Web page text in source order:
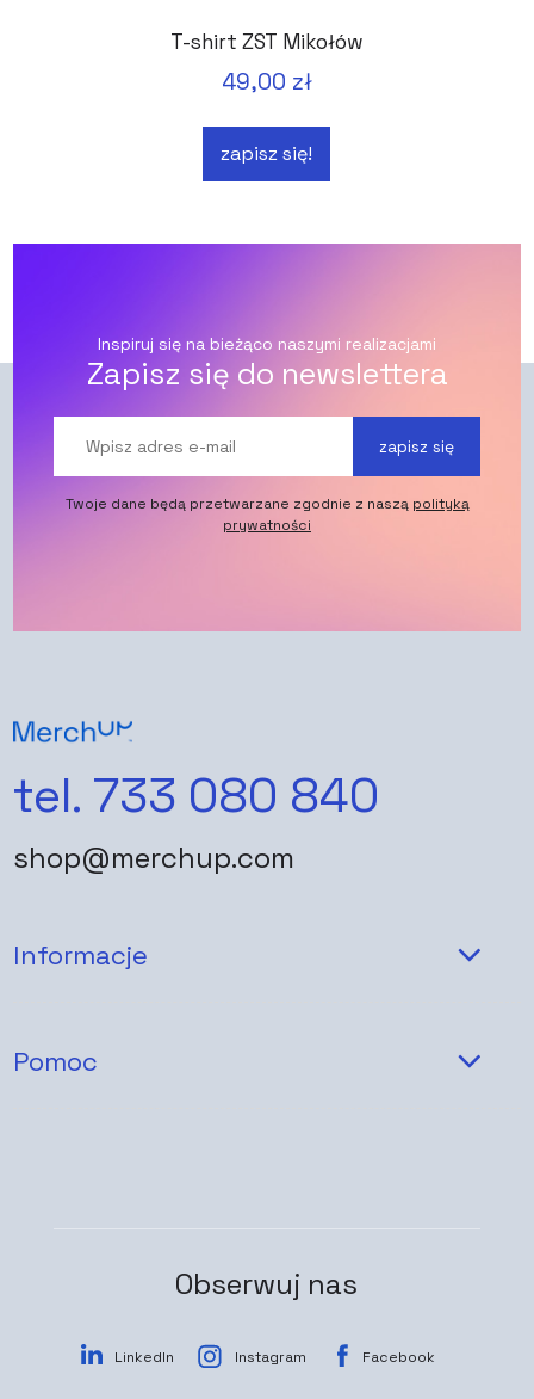
T-shirt ZST Mikołów
49,00 zł
zapisz się!
Inspiruj się na bieżąco naszymi realizacjami
Zapisz się do newslettera
zapisz się
Twoje dane będą przetwarzane zgodnie z naszą polityką
prywatności
tel. 733 080 840
shop@merchup.com
Informacje
Pomoc
Obserwuj nas
LinkedIn Instagram Facebook